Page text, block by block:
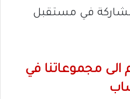
في مستقبل
مجموعاتنا في